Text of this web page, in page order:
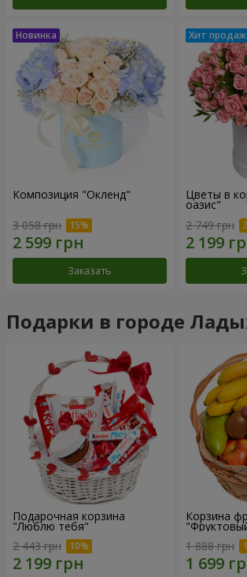
Композиция "Окленд"
3 058 грн
Заказать
Цветы в
оазис"
2 749 грн
Подарки в городе
Подарочная корзина
"Люблю тебя"
2 443 грн
Корзина
1 888 грн